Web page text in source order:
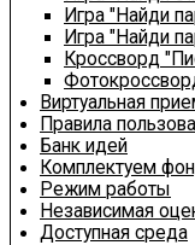
Игра "Найди
Игра "Найди
Кроссворд
Виртуальная
Правила
Банк идей
Комплектуем
Режим работы
Независимая
Доступная среда